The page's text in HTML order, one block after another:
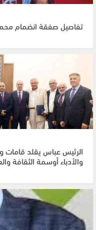
تفاصيل صفقة انضمام
الرئيس عباس يقلد
والأدباء أوسمة الثقافة